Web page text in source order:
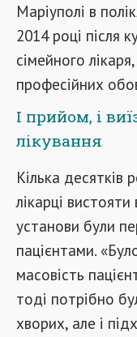
Маріуполі в
2014 році після
сімейного
професійних
І прийом, і
лікування
Кілька десятків
лікарці вистояти
установи були
пацієнтами.
масовість
тоді потрібно
хворих, але і